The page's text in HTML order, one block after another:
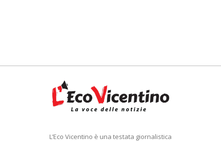
L’Eco Vicentino è una testata giornalistica